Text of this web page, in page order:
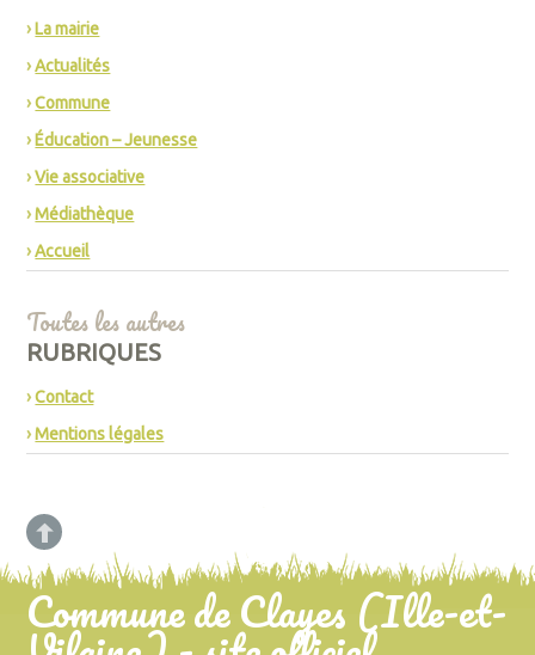
La mairie
Actualités
Commune
Éducation – Jeunesse
Vie associative
Médiathèque
Accueil
Toutes les autres
RUBRIQUES
Contact
Mentions légales
Commune de Clayes (Ille-et-